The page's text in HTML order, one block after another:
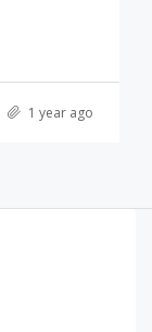
1 year ago